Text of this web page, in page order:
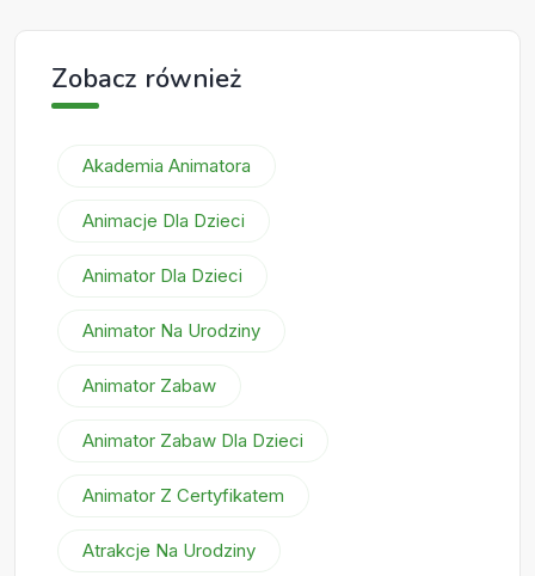
Zobacz również
Akademia Animatora
Animacje Dla Dzieci
Animator Dla Dzieci
Animator Na Urodziny
Animator Zabaw
Animator Zabaw Dla Dzieci
Animator Z Certyfikatem
Atrakcje Na Urodziny